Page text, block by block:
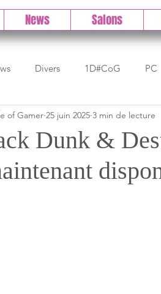
News Salons
Divers 1D#CoG PC
Cloud Test indé DLC
Week Early Access Test
Dunk &
of Gamer 25 juin 2025 3 min de lecture